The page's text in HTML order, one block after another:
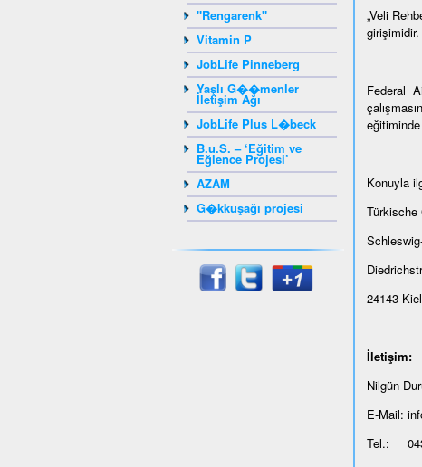
"Rengarenk"
Vitamin P
JobLife Pinneberg
Yaşlı G��menler
İletişim Ağı
JobLife Plus L�beck
B.u.S. – ‘Eğitim ve
Eğlence Projesi’
AZAM
G�kkuşağı projesi
„Veli
girişimidir.
Federal
eğitiminde
Konuyla
Türkische
24143 Kiel
İletişim:
Nilgün
E-Mail:
Tel.: